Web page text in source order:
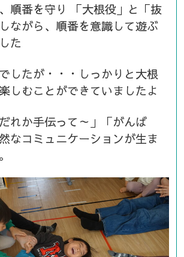
順番を守り
「大根役」と「抜
ながら、順番を意識して遊ぶ
た
したが・・・しっかりと大根
しむことができていましたよ
れか手伝って～」「がんば
なコミュニケーションが生ま